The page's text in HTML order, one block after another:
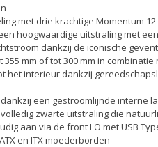
met drie krachtige Momentum
hoogwaardige uitstraling met
dankzij de iconische
355 mm of tot 300 mm in
het interieur dankzij
een gestroomlijnde interne
zwarte uitstraling die
aan via de front I O met USB
en ITX moederborden